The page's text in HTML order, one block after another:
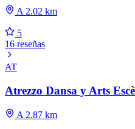
A 2.02 km
5
16 reseñas
AT
Atrezzo Dansa y Arts
A 2.87 km